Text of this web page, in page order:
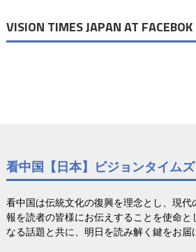
VISION TIMES JAPAN AT FACEBOK
看中国【日本】ビジョンタイム
看中国は伝統文化の復興を理念とし、現
報を読者の皆様にお伝えすることを使命と
なる話題と共に、明日を読み解く鍵をお届